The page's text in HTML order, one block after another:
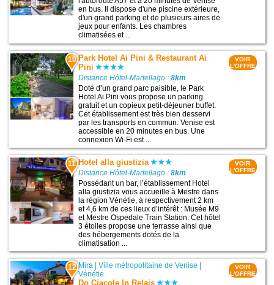
en bus. Il dispose d'une piscine extérieure,
d'un grand parking et de plusieurs aires de
jeux pour enfants. Les chambres
climatisées et ...
10 Park Hotel Ai Pini & Restaurant Ai
Pini
Distance Hôtel-Martellago :8km
Doté d’un grand parc paisible, le Park
Hotel Ai Pini vous propose un parking
gratuit et un copieux petit-déjeuner buffet.
Cet établissement est très bien desservi
par les transports en commun. Venise est
accessible en 20 minutes en bus. Une
connexion Wi-Fi est ...
VOIR
L'OFFRE
11 Hotel alla giustizia
Distance Hôtel-Martellago :8km
Possédant un bar, l’établissement Hotel
alla giustizia vous accueille à Mestre dans
la région Vénétie, à respectivement 2 km
et 4,6 km de ces lieux d’intérêt : Musée M9
et Mestre Ospedale Train Station. Cet hôtel
3 étoiles propose une terrasse ainsi que
des hébergements dotés de la
climatisation ...
VOIR
L'OFFRE
12 Mira |Ville métropolitaine de Venise |
Vénétie
Do Ciacole In Relais
VOIR
L'OFFRE